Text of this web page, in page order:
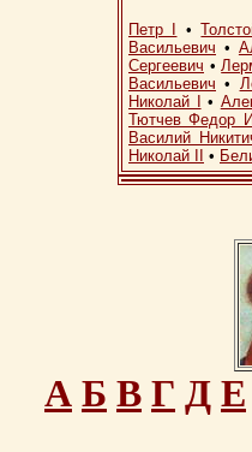
Петр I •
Васильевич •
Сергеевич •
Васильевич •
Николай I
•
Тютчев Федор
Василий
Николай II
•
А Б В Г Д Е